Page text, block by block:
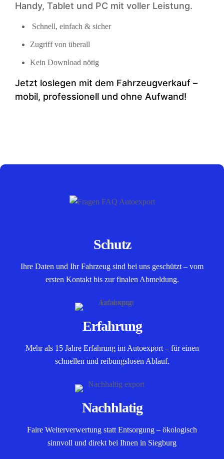
Handy, Tablet und PC mit voller Leistung.
Schnell, einfach & sicher
Zugriff von überall
Kein Download nötig
Jetzt loslegen mit dem Fahrzeugverkauf –
mobil, professionell und ohne Aufwand!
Schutz
Ihre Daten und Ihr Fahrzeug sind bei uns geschützt – vom
ersten Kontakt bis zur finalen Abmeldung.
Erfahrung
Mehr als 15 Jahre Erfahrung im Autoexport – für einen
schnellen und reibungslosen Ablauf.
Nachhlatig
Faire Weiterverwertung statt Entsorgung – ökologisch
sinnvoll und direkt bei Ihnen in Siegburg